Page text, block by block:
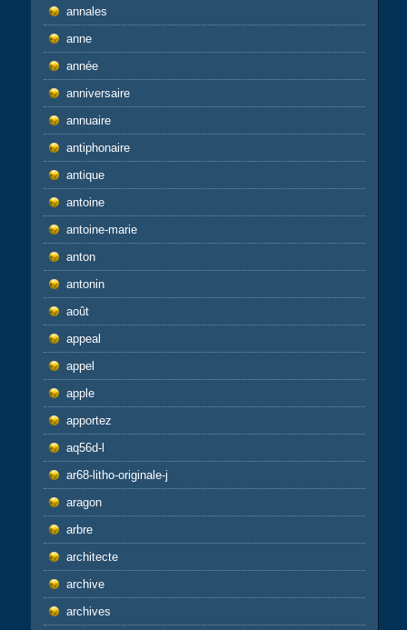
annales
anne
année
anniversaire
annuaire
antiphonaire
antique
antoine
antoine-marie
anton
antonin
août
appeal
appel
apple
apportez
aq56d-l
ar68-litho-originale-j
aragon
arbre
architecte
archive
archives